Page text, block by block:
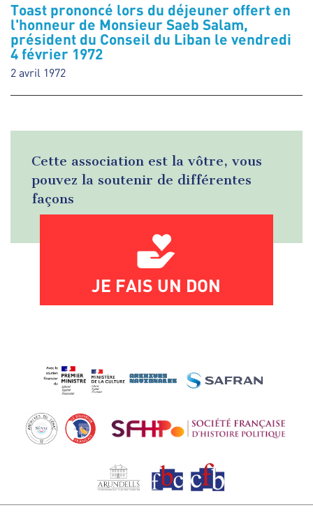
Toast prononcé lors du déjeuner offert en
l'honneur de Monsieur Saeb Salam,
président du Conseil du Liban le vendredi
4 février 1972
2 avril 1972
Cette association est la vôtre, vous
pouvez la soutenir de différentes
façons
JE FAIS UN DON